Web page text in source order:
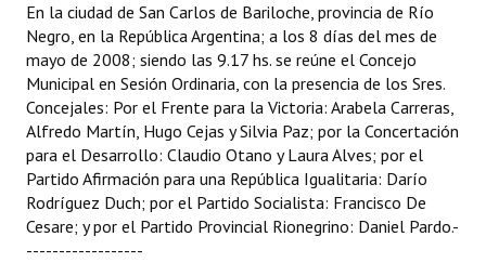
LEGISLACIÓN
Constitución Nacional
Constitución Provincial
Carta Orgánica 2007
Reglamento Interno
En la ciudad de San Carlos de Bariloche, provincia de Río
Negro, en la República Argentina; a los 8 días del mes de
mayo de 2008; siendo las 9.17 hs. se reúne el Concejo
Municipal en Sesión Ordinaria, con la presencia de los Sres.
Concejales: Por el Frente para la Victoria: Arabela Carreras,
Alfredo Martín, Hugo Cejas y Silvia Paz; por la Concertación
para el Desarrollo: Claudio Otano y Laura Alves; por el
Partido Afirmación para una República Igualitaria: Darío
Rodríguez Duch; por el Partido Socialista: Francisco De
Cesare; y por el Partido Provincial Rionegrino: Daniel Pardo.-
------------------